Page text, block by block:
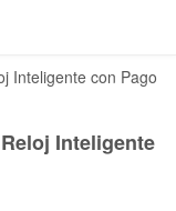
Inteligente con Pago
Inteligente